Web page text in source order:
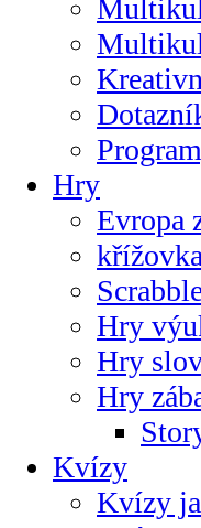
Hry
Evropa
Hry
Hry
Hry
Kvízy
Kvízy